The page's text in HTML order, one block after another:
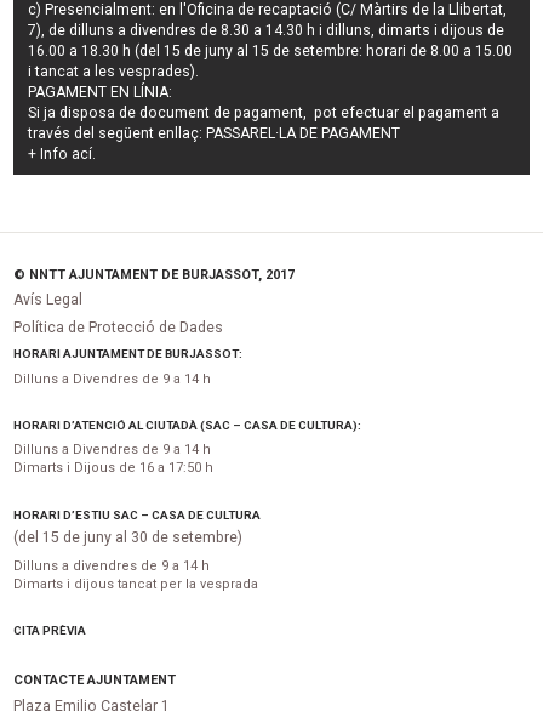
c) Presencialment: en l'Oficina de recaptació (C/ Màrtirs de la Llibertat,
7), de dilluns a divendres de 8.30 a 14.30 h i dilluns, dimarts i dijous de
16.00 a 18.30 h (del 15 de juny al 15 de setembre: horari de 8.00 a 15.00
i tancat a les vesprades).
PAGAMENT EN LÍNIA:
Si ja disposa de document de pagament, pot efectuar el pagament a
través del següent enllaç: PASSAREL·LA DE PAGAMENT
+ Info ací.
© NNTT AJUNTAMENT DE BURJASSOT, 2017
Avís Legal
Política de Protecció de Dades
HORARI AJUNTAMENT DE BURJASSOT:
Dilluns a Divendres de 9 a 14 h
HORARI D’ATENCIÓ AL CIUTADÀ (SAC – CASA DE CULTURA):
Dilluns a Divendres de 9 a 14 h
Dimarts i Dijous de 16 a 17:50 h
HORARI D’ESTIU SAC – CASA DE CULTURA
(del 15 de juny al 30 de setembre)
Dilluns a divendres de 9 a 14 h
Dimarts i dijous tancat per la vesprada
CITA PRÈVIA
CONTACTE AJUNTAMENT
Plaza Emilio Castelar 1